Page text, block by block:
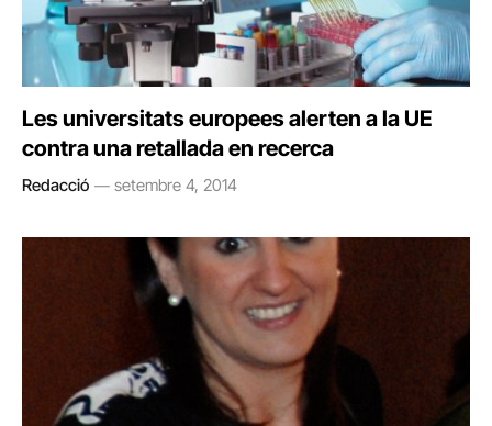
Les universitats europees alerten a la UE
contra una retallada en recerca
Redacció setembre 4, 2014